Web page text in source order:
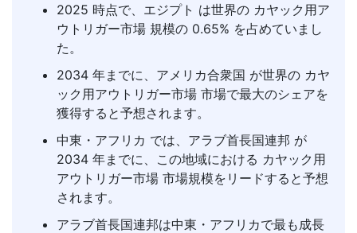
2025 時点で、エジプト は世界の カヤック用ア
ウトリガー市場 規模の 0.65% を占めていまし
た。
2034 年までに、アメリカ合衆国 が世界の カヤ
ック用アウトリガー市場 市場で最大のシェアを
獲得すると予想されます。
中東・アフリカ では、アラブ首長国連邦 が
2034 年までに、この地域における カヤック用
アウトリガー市場 市場規模をリードすると予想
されます。
アラブ首長国連邦は中東・アフリカで最も成長